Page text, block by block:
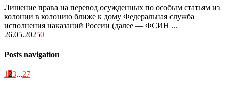
Лишение права на перевод осужденных по особым статьям из
колонии в колонию ближе к дому Федеральная служба
исполнения наказаний России (далее — ФСИН ...
26.05.20250
Posts navigation
1 23...27